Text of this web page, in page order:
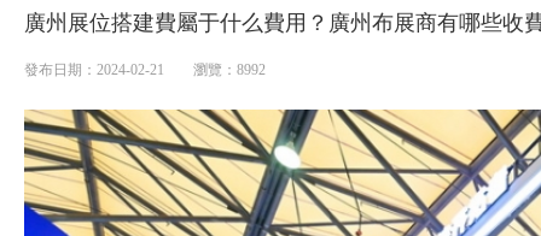
廣州展位搭建費屬于什么費用？廣州布展商有哪些收
發布日期：2024-02-21 瀏覽：8992